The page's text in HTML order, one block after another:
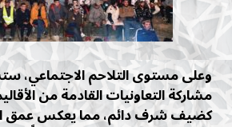
وعلى مستوى التلاحم الاجتماعي،
مشاركة التعاونيات القادمة من
كضيف شرف دائم، مما يعكس عمق